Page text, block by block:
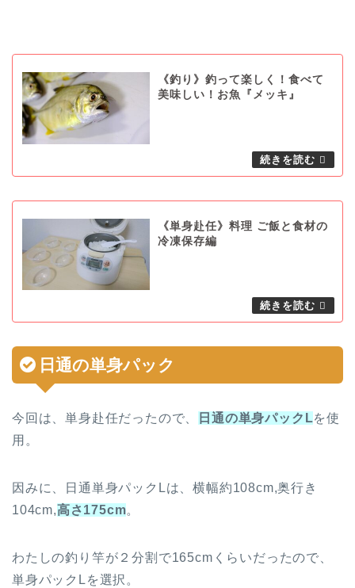
《釣り》釣って楽しく！食べて
美味しい！お魚『メッキ』
《単身赴任》料理 ご飯と食材の
冷凍保存編
日通の単身パック
今回は、単身赴任だったので、 日通の単身パックLを使
用。
因みに、日通単身パックLは、横幅約108cm,奥行き
104cm,高さ175cm。
わたしの釣り竿が２分割で165cmくらいだったので、
単身パックLを選択。